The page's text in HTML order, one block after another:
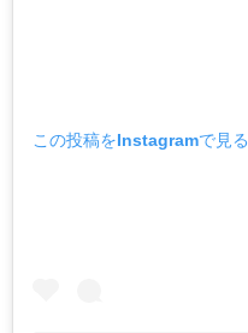
この投稿をInstagramで見る